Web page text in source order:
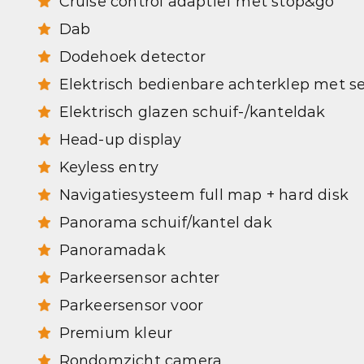
Dab
Dodehoek detector
Elektrisch bedienbare achterklep met
Elektrisch glazen schuif-/kanteldak
Head-up display
Keyless entry
Navigatiesysteem full map + hard disk
Panorama schuif/kantel dak
Panoramadak
Parkeersensor achter
Parkeersensor voor
Premium kleur